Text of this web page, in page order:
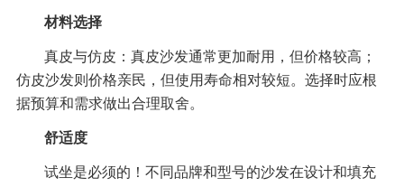
材料选择
真皮与仿皮：真皮沙发通常更加耐用，但价格较高；
仿皮沙发则价格亲民，但使用寿命相对较短。选择时应根
据预算和需求做出合理取舍。
舒适度
试坐是必须的！不同品牌和型号的沙发在设计和填充